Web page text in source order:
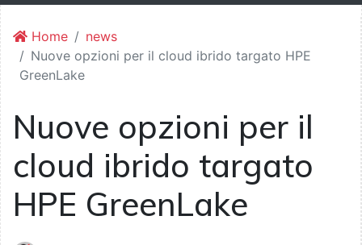
Home
news
Nuove opzioni per il cloud ibrido targato HPE
GreenLake
Nuove opzioni per il
cloud ibrido targato
HPE GreenLake